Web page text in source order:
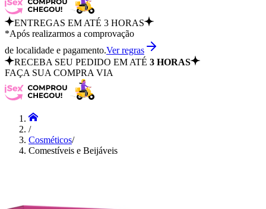
ENTREGAS EM ATÉ 3 HORAS
*Após realizarmos a comprovação
de localidade e pagamento.Ver regras
RECEBA SEU PEDIDO EM ATÉ 3 HORAS
FAÇA SUA COMPRA VIA
/
Cosméticos/
Comestíveis e Beijáveis